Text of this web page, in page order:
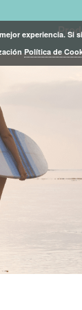
experiencia. Si
Política de